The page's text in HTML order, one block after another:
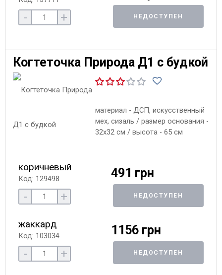
- + НЕДОСТУПЕН
Когтеточка Природа Д1 с будкой
материал - ДСП, искусственный
мех, сизаль / размер основания -
32х32 см / высота - 65 см
коричневый
Код: 129498 491 грн
- + НЕДОСТУПЕН
жаккард
Код: 103034 1156 грн
- + НЕДОСТУПЕН